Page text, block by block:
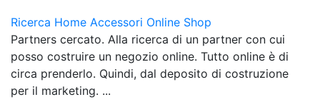
Ricerca Home Accessori Online Shop
Partners cercato. Alla ricerca di un partner con cui
posso costruire un negozio online. Tutto online è di
circa prenderlo. Quindi, dal deposito di costruzione
per il marketing. ...